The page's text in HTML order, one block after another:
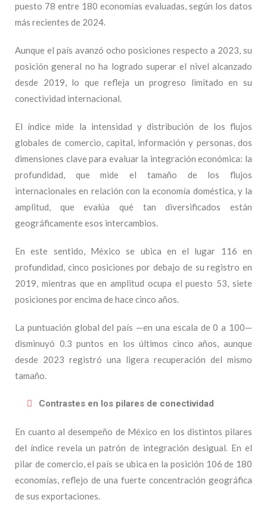
puesto 78 entre 180 economías evaluadas, según los datos
más recientes de 2024.
Aunque el país avanzó ocho posiciones respecto a 2023, su
posición general no ha logrado superar el nivel alcanzado
desde 2019, lo que refleja un progreso limitado en su
conectividad internacional.
El índice mide la intensidad y distribución de los flujos
globales de comercio, capital, información y personas, dos
dimensiones clave para evaluar la integración económica: la
profundidad, que mide el tamaño de los flujos
internacionales en relación con la economía doméstica, y la
amplitud, que evalúa qué tan diversificados están
geográficamente esos intercambios.
En este sentido, México se ubica en el lugar 116 en
profundidad, cinco posiciones por debajo de su registro en
2019, mientras que en amplitud ocupa el puesto 53, siete
posiciones por encima de hace cinco años.
La puntuación global del país —en una escala de 0 a 100—
disminuyó 0.3 puntos en los últimos cinco años, aunque
desde 2023 registró una ligera recuperación del mismo
tamaño.
Contrastes en los pilares de conectividad
En cuanto al desempeño de México en los distintos pilares
del índice revela un patrón de integración desigual. En el
pilar de comercio, el país se ubica en la posición 106 de 180
economías, reflejo de una fuerte concentración geográfica
de sus exportaciones.